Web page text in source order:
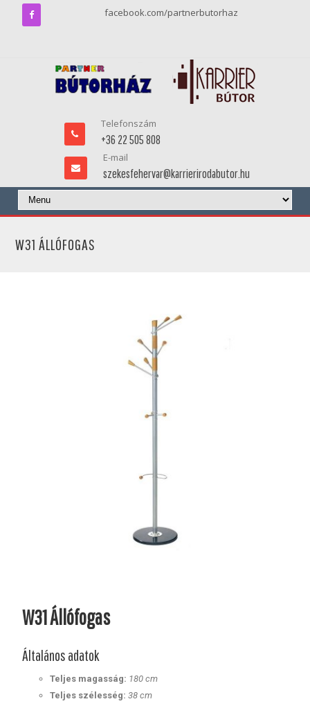
facebook.com/partnerbutorhaz
Telefonszám
+36 22 505 808
E-mail
szekesfehervar@karrierirodabutor.hu
W31 ÁLLÓFOGAS
W31 Állófogas
Általános adatok
Teljes magasság: 180 cm
Teljes szélesség:38 cm